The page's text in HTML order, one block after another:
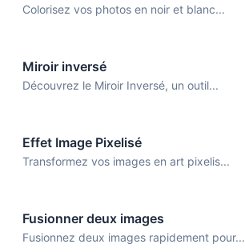
Colorisez vos photos en noir et blanc...
Miroir inversé
Découvrez le Miroir Inversé, un outil...
Effet Image Pixelisé
Transformez vos images en art pixelis...
Fusionner deux images
Fusionnez deux images rapidement pour...